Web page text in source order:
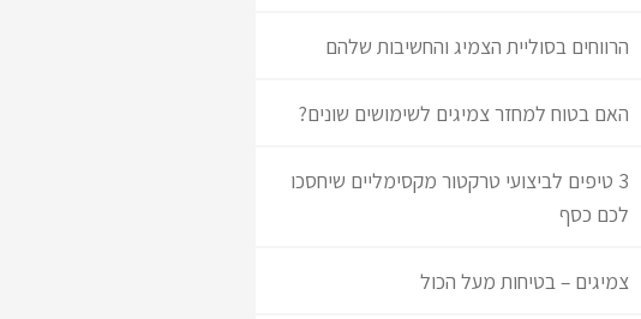
הרווחים בסוליית הצמיג והחשיבות שלהם
האם בטוח למחזר צמיגים לשימושים שונים?
3 טיפים לביצועי טרקטור מקסימליים שיחסכו
לכם כסף
צמיגים – בטיחות מעל הכול